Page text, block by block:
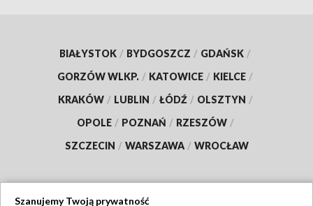
BIAŁYSTOK / BYDGOSZCZ / GDAŃSK /
GORZÓW WLKP. / KATOWICE / KIELCE /
KRAKÓW / LUBLIN / ŁÓDŹ / OLSZTYN /
OPOLE / POZNAŃ / RZESZÓW /
SZCZECIN / WARSZAWA / WROCŁAW
Szanujemy Twoją prywatność